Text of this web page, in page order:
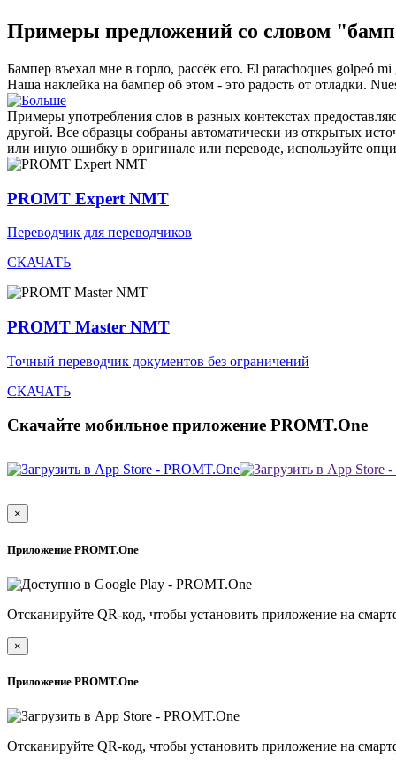
Примеры предложений со словом
Бампер въехал мне в горло, рассёк его. El parachoques golpeó mi
Наша наклейка на бампер об этом - это радость от отладки.
Примеры употребления слов в разных контекстах
другой. Все образцы собраны автоматически из открытых
или иную ошибку в оригинале или переводе, используйте
PROMT Expert NMT
Переводчик для переводчиков
СКАЧАТЬ
PROMT Master NMT
Точный переводчик документов без ограничений
СКАЧАТЬ
Скачайте мобильное приложение PROMT.One
×
Приложение PROMT.One
Отсканируйте QR-код, чтобы установить приложение на
×
Приложение PROMT.One
Отсканируйте QR-код, чтобы установить приложение на